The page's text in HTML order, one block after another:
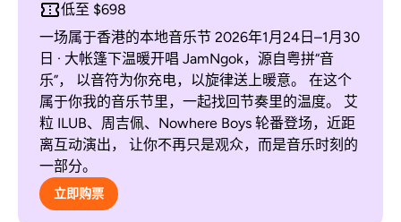
低至 $698
一场属于香港的本地音乐节 2026年1月24日–1月30
日 · 大帐篷下温暖开唱 JamNgok，源自粤拼“音
乐”， 以音符为你充电，以旋律送上暖意。 在这个
属于你我的音乐节里，一起找回节奏里的温度。 艾
粒 ILUB、周吉佩、Nowhere Boys 轮番登场，近距
离互动演出， 让你不再只是观众，而是音乐时刻的
一部分。
立即购票